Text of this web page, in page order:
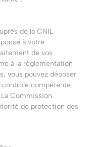
de la CNIL
à votre
de vos
à la réglementation
vous pouvez déposer
contrôle compétente
Commission
de protection des